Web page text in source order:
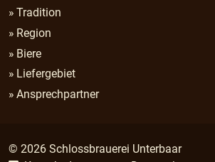
Tradition
Region
Biere
Liefergebiet
Ansprechpartner
© 2026 Schlossbrauerei Unterbaar